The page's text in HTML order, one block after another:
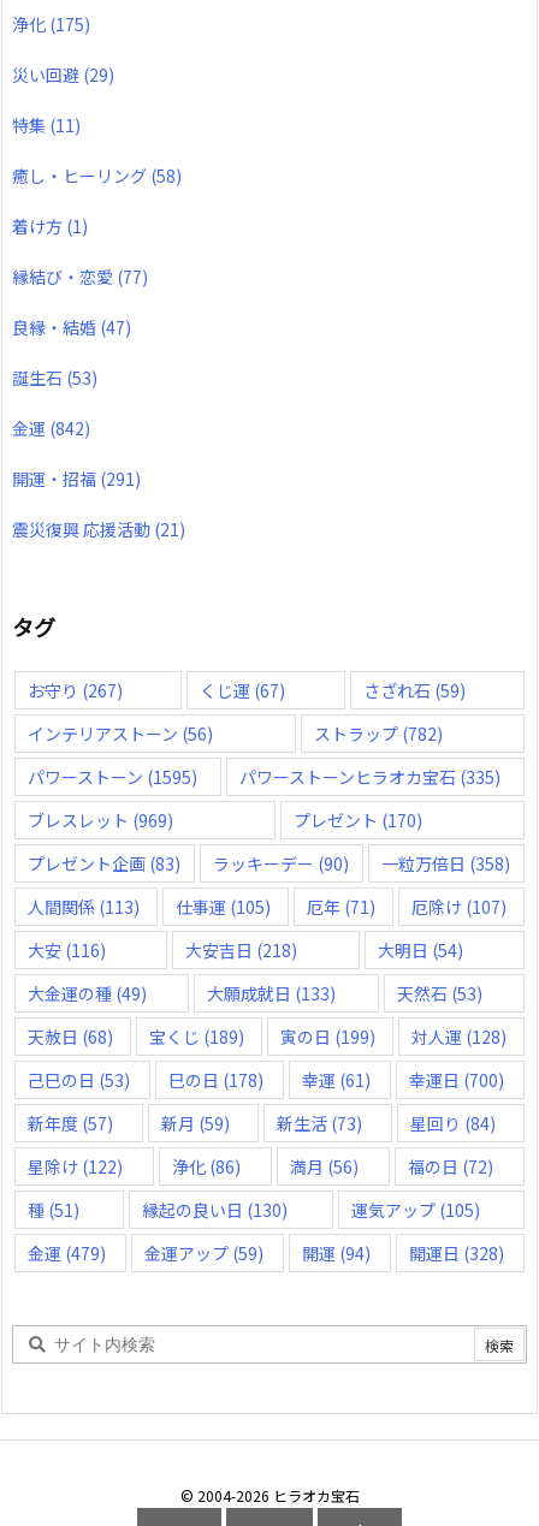
浄化 (175)
災い回避 (29)
特集 (11)
癒し・ヒーリング (58)
着け方 (1)
縁結び・恋愛 (77)
良縁・結婚 (47)
誕生石 (53)
金運 (842)
開運・招福 (291)
震災復興 応援活動 (21)
タグ
お守り (267) くじ運 (67) さざれ石 (59)
インテリアストーン (56) ストラップ(782)
パワーストーン (1595) パワーストーンヒラオカ宝石 (335)
ブレスレット (969) プレゼント (170)
プレゼント企画 (83) ラッキーデー (90) 一粒万倍日 (358)
人間関係 (113) 仕事運 (105) 厄年 (71) 厄除け (107)
大安 (116) 大安吉日 (218) 大明日 (54)
大金運の種 (49) 大願成就日 (133) 天然石 (53)
天赦日 (68) 宝くじ (189) 寅の日 (199) 対人運 (128)
己巳の日 (53) 巳の日 (178) 幸運 (61) 幸運日 (700)
新年度 (57) 新月 (59) 新生活 (73) 星回り (84)
星除け (122) 浄化 (86) 満月 (56) 福の日 (72)
種 (51) 縁起の良い日 (130) 運気アップ(105)
金運 (479) 金運アップ (59) 開運 (94) 開運日 (328)
© 2004-2026 ヒラオカ宝石